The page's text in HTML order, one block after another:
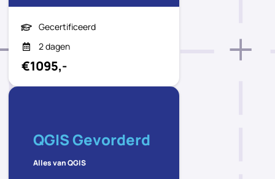
Gecertificeerd
2 dagen
€1095,-
QGIS Gevorderd
Alles van QGIS